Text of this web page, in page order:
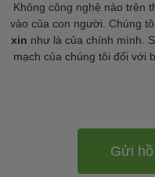
Không công nghệ nào trên
vào của con người. Chúng
xin như là của chính mình.
mạch của chúng tôi đối với
Gửi